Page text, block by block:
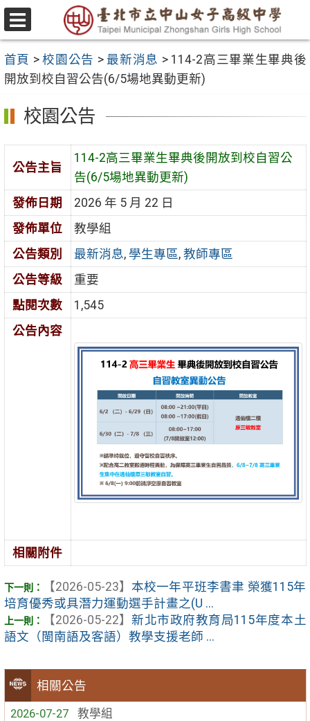
跳
至
要
內
容
區
選
單
首頁 >校園公告 > 最新消息 > 114-2高三畢業生畢典後
開放到校自習公告(6/5場地異動更新)
相關公告
2026-07-27
教學組
校園公告
公告主旨
114-2高三畢業生畢典後開放到校自習公
告(6/5場地異動更新)
發佈日期
2026 年 5 月 22 日
發佈單位
教學組
公告類別
最新消息, 學生專區, 教師專區
公告等級
重要
點閱次數
1,545
公告內容
相關附件
【2026-05-23】 本校一年平班李書聿 榮獲115年
培育優秀或具潛力運動選手計畫之(U ...
【2026-05-22】 新北市政府教育局115年度本土
語文（閩南語及客語）教學支援老師 ...